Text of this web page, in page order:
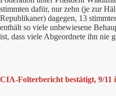
stimmten dafür, nur zehn (je zur
Republikaner) dagegen, 13
enthält so viele unbewiesene
ist, dass viele Abgeordnete ihn nie
CIA-Folterbericht bestätigt, 9/11